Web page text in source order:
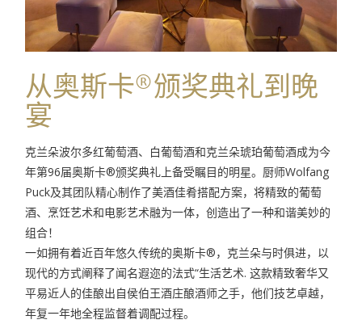
从奥斯卡®颁奖典礼到晚
宴
克兰朵波尔多红葡萄酒、白葡萄酒和克兰朵琥珀葡萄酒成为今
年第96届奥斯卡®颁奖典礼上备受瞩目的明星。厨师Wolfang
Puck及其团队精心制作了美酒佳肴搭配方案，将精致的葡萄
酒、烹饪艺术和电影艺术融为一体，创造出了一种和谐美妙的
组合！
一如拥有着近百年悠久传统的奥斯卡®，克兰朵与时俱进，以
现代的方式阐释了闻名遐迩的法式“生活艺术. 这款精致奢华又
平易近人的佳酿出自侯伯王酒庄酿酒师之手，他们技艺卓越，
年复一年地全程监督着调配过程。